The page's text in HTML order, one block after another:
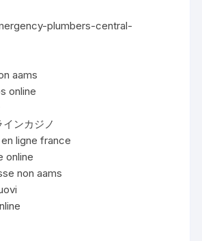
plumbers-central-
aams
online
ンカジノ
ligne france
online
non aams